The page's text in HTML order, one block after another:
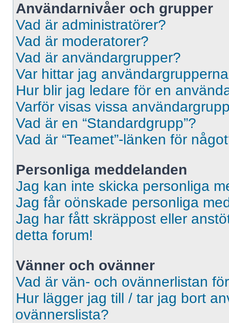
Användarnivåer och grupper
Vad är administratörer?
Vad är moderatorer?
Vad är användargrupper?
Var hittar jag
Hur blir jag ledare för en
Varför visas vissa
Vad är en “Standardgrupp”?
Vad är “Teamet”-länken för
Personliga meddelanden
Jag kan inte skicka personliga
Jag får oönskade personliga
Jag har fått skräppost eller
detta forum!
Vänner och ovänner
Vad är vän- och ovännerlistan
Hur lägger jag till / tar jag bort
ovännerslista?